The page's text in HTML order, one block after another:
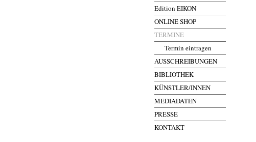
Edition EIKON
ONLINE SHOP
TERMINE
Termin eintragen
AUSSCHREIBUNGEN
BIBLIOTHEK
KÜNSTLER/INNEN
MEDIADATEN
PRESSE
KONTAKT